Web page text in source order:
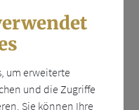
um erweiterte
und die Zugriffe
Sie können Ihre